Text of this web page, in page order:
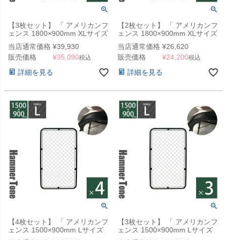
【3枚セット】 「 アメリカンフ
ェンス 1800×900mm XLサイズ
ハンマートーンブラック 3枚セ
ット 」
当店通常価格 ¥39,930
販売価格
¥35,090税込
詳細を見る
【2枚セット】 「 アメリカンフ
ェンス 1800×900mm XLサイズ
ハンマートーンブラック 2枚セ
ット 」
当店通常価格 ¥26,620
販売価格
¥24,200税込
詳細を見る
【4枚セット】 「 アメリカンフ
ェンス 1500×900mm Lサイズ
ハンマートーンブラック 4枚セ
【3枚セット】 「 アメリカンフ
ェンス 1500×900mm Lサイズ
ハンマートーンブラック 3枚セ